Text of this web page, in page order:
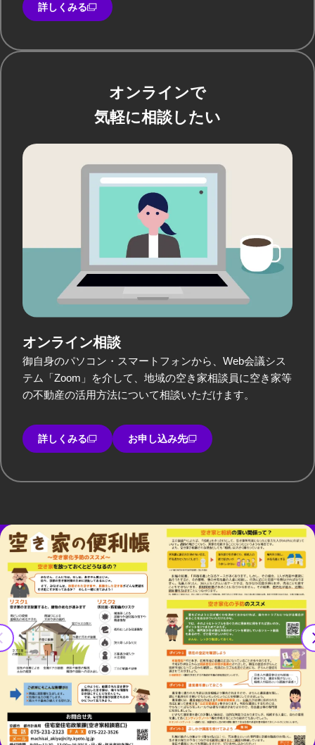
詳しくみる
オンラインで
気軽に相談したい
オンライン相談
御自身のパソコン・スマートフォンから、Web会議シス
テム「Zoom」を介して、地域の空き家相談員に空き家等
の不動産の活用方法について相談いただけます。
詳しくみる お申し込み先